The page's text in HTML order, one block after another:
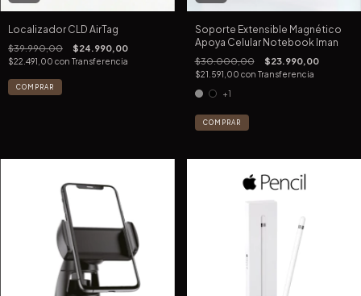
Localizador CLD AirTag
$39.990,00 $24.990,00
$22.491,00 con Transferencia
Soporte Extensible Magnético
Apoya Celular Notebook Iman
$30.000,00 $23.990,00
$21.591,00 con Transferencia
+1
COMPRAR